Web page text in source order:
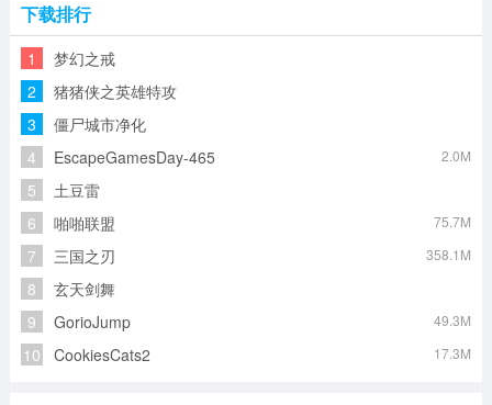
下载排行
1
梦幻之戒
2
猪猪侠之英雄特攻
3
僵尸城市净化
4
EscapeGamesDay-465 2.0M
5
土豆雷
6
啪啪联盟 75.7M
7 三国之刃 358.1M
8
玄天剑舞
9
GorioJump 49.3M
10 CookiesCats2 17.3M